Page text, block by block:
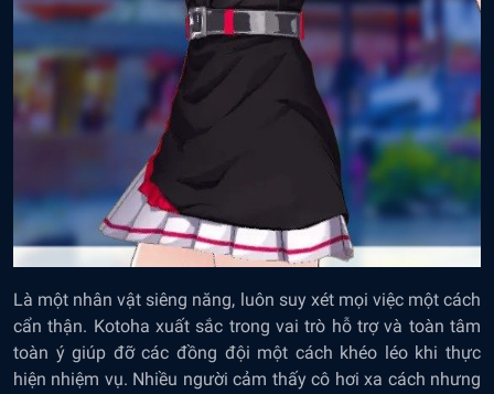
Là một nhân vật siêng năng, luôn suy xét mọi việc một cách
cẩn thận. Kotoha xuất sắc trong vai trò hỗ trợ và toàn tâm
toàn ý giúp đỡ các đồng đội một cách khéo léo khi thực
hiện nhiệm vụ. Nhiều người cảm thấy cô hơi xa cách nhưng